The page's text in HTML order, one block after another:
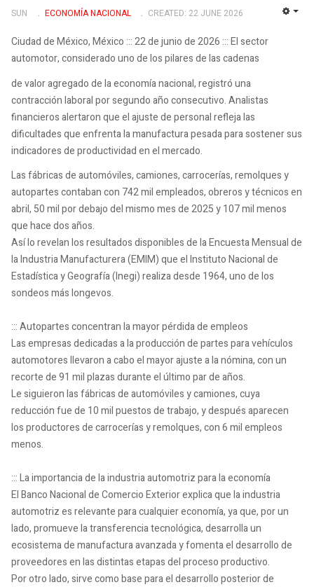
SUN ECONOMÍ­A NACIONAL CREATED: 22 JUNE 2026
Ciudad de México, México ::: 22 de junio de 2026 ::: El sector
automotor, considerado uno de los pilares de las cadenas
de valor agregado de la economía nacional, registró una
contracción laboral por segundo año consecutivo. Analistas
financieros alertaron que el ajuste de personal refleja las
dificultades que enfrenta la manufactura pesada para sostener sus
indicadores de productividad en el mercado.
Las fábricas de automóviles, camiones, carrocerías, remolques y
autopartes contaban con 742 mil empleados, obreros y técnicos en
abril, 50 mil por debajo del mismo mes de 2025 y 107 mil menos
que hace dos años.
Así lo revelan los resultados disponibles de la Encuesta Mensual de
la Industria Manufacturera (EMIM) que el Instituto Nacional de
Estadística y Geografía (Inegi) realiza desde 1964, uno de los
sondeos más longevos.
::: Autopartes concentran la mayor pérdida de empleos
Las empresas dedicadas a la producción de partes para vehículos
automotores llevaron a cabo el mayor ajuste a la nómina, con un
recorte de 91 mil plazas durante el último par de años.
Le siguieron las fábricas de automóviles y camiones, cuya
reducción fue de 10 mil puestos de trabajo, y después aparecen
los productores de carrocerías y remolques, con 6 mil empleos
menos.
::: La importancia de la industria automotriz para la economía
El Banco Nacional de Comercio Exterior explica que la industria
automotriz es relevante para cualquier economía, ya que, por un
lado, promueve la transferencia tecnológica, desarrolla un
ecosistema de manufactura avanzada y fomenta el desarrollo de
proveedores en las distintas etapas del proceso productivo.
Por otro lado, sirve como base para el desarrollo posterior de